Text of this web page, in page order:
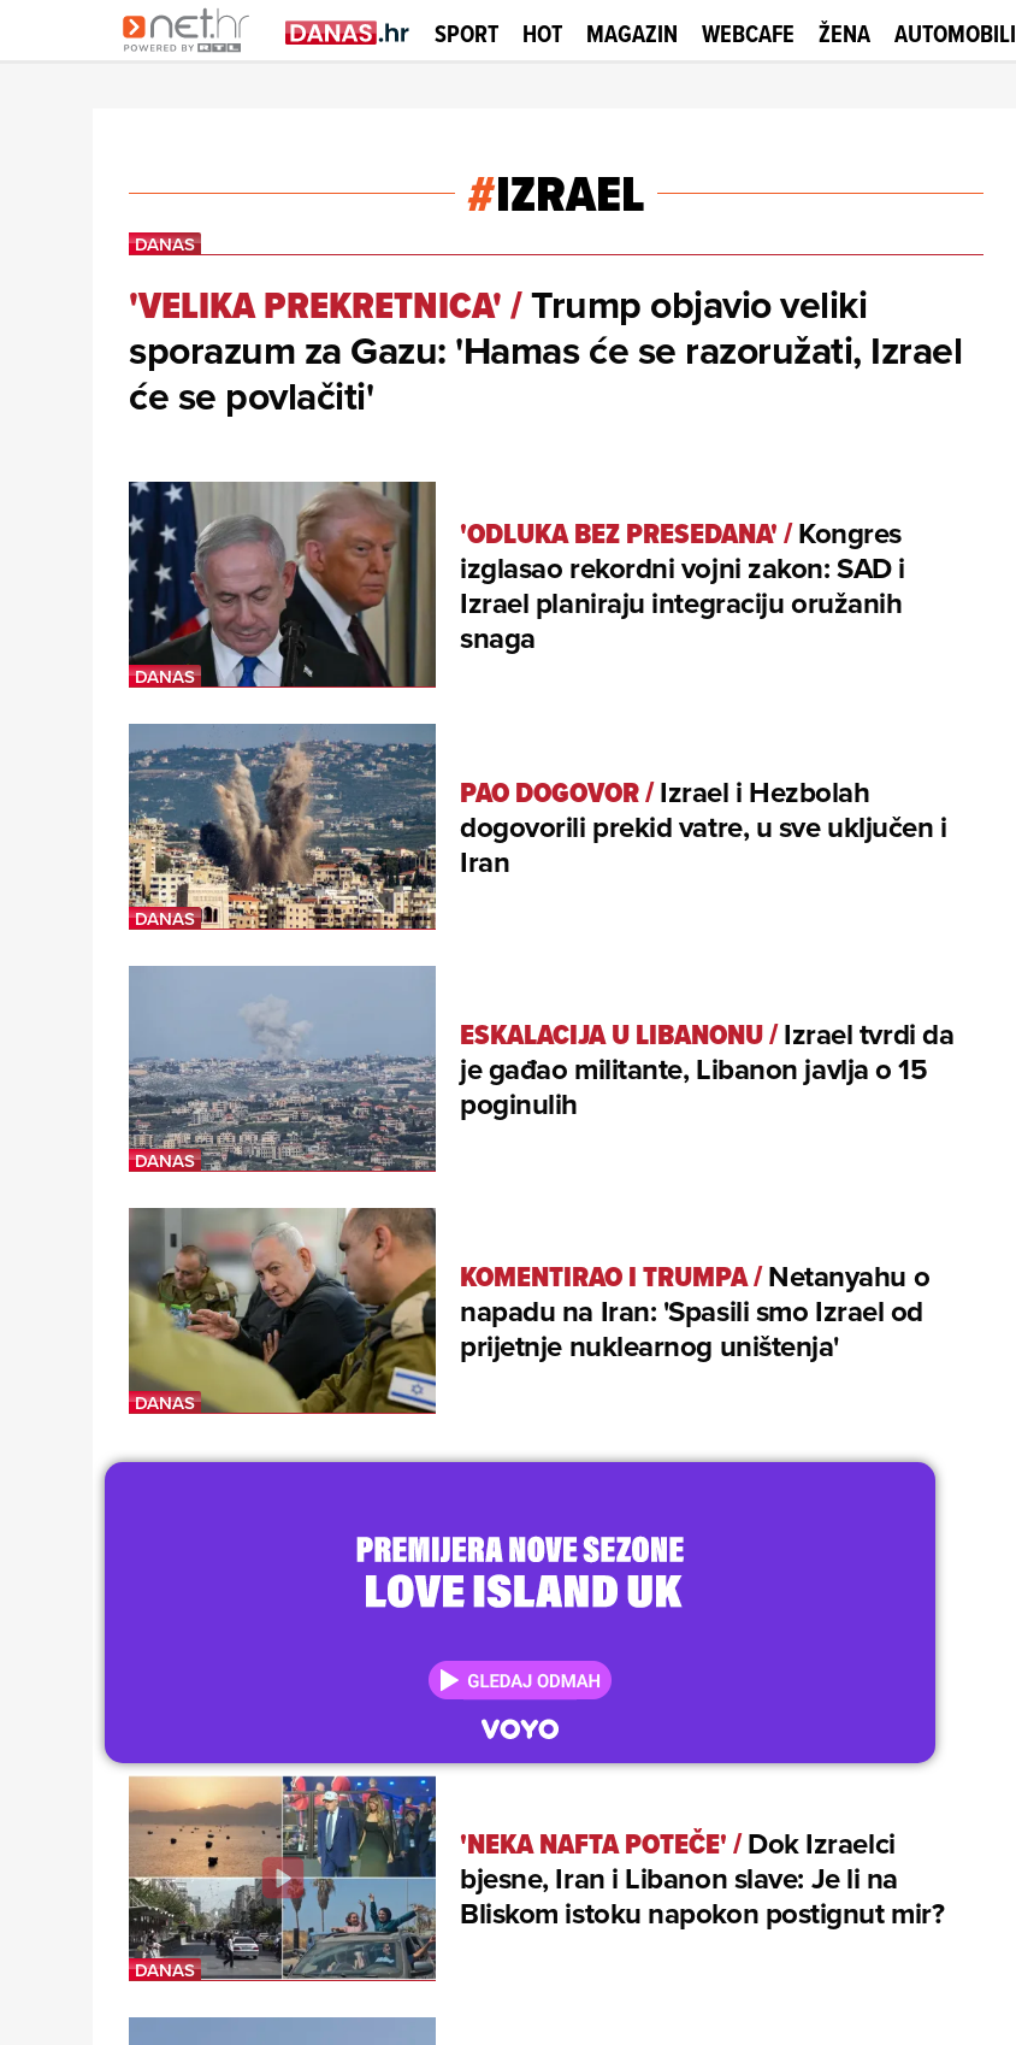
SPORT HOT MAGAZIN WEBCAFE ŽENA AUTOMOBILI
#IZRAEL
'VELIKA PREKRETNICA'/Trump objavio veliki
sporazum za Gazu: 'Hamas će se razoružati, Izrael
će se povlačiti'
'ODLUKA BEZ PRESEDANA'/Kongres
izglasao rekordni vojni zakon: SAD i
Izrael planiraju integraciju oružanih
snaga
PAO DOGOVOR/Izrael i Hezbolah
dogovorili prekid vatre, u sve uključen i
Iran
ESKALACIJA U LIBANONU/Izrael tvrdi da
je gađao militante, Libanon javlja o 15
poginulih
KOMENTIRAO I TRUMPA/Netanyahu o
napadu na Iran: 'Spasili smo Izrael od
prijetnje nuklearnog uništenja'
'NEKA NAFTA POTEČE'/Dok Izraelci
bjesne, Iran i Libanon slave: Je li na
Bliskom istoku napokon postignut mir?